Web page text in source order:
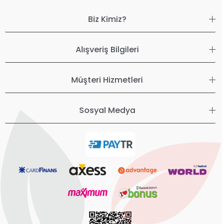
Biz Kimiz?
Alışveriş Bilgileri
Müşteri Hizmetleri
Sosyal Medya